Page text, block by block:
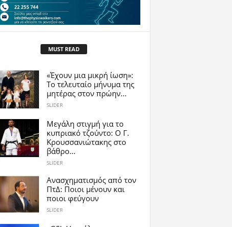
MUST READ
«Έχουν μια μικρή ίωση»:
Το τελευταίο μήνυμα της
μητέρας στον πρώην...
SLIDER
Μεγάλη στιγμή για το
κυπριακό τζούντο: Ο Γ.
Κρουσσανιώτακης στο
βάθρο...
SLIDER
Ανασχηματισμός από τον
ΠτΔ: Ποιοι μένουν και
ποιοι φεύγουν
SLIDER